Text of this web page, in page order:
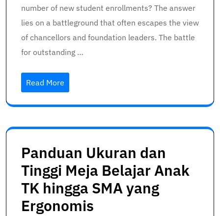
number of new student enrollments? The answer
lies on a battleground that often escapes the view
of chancellors and foundation leaders. The battle
for outstanding …
Read More
Panduan Ukuran dan
Tinggi Meja Belajar Anak
TK hingga SMA yang
Ergonomis